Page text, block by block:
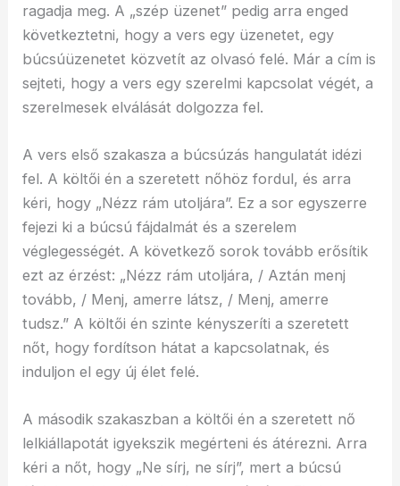
ragadja meg. A „szép üzenet” pedig arra enged
következtetni, hogy a vers egy üzenetet, egy
búcsúüzenetet közvetít az olvasó felé. Már a cím is
sejteti, hogy a vers egy szerelmi kapcsolat végét, a
szerelmesek elválását dolgozza fel.
A vers első szakasza a búcsúzás hangulatát idézi
fel. A költői én a szeretett nőhöz fordul, és arra
kéri, hogy „Nézz rám utoljára”. Ez a sor egyszerre
fejezi ki a búcsú fájdalmát és a szerelem
véglegességét. A következő sorok tovább erősítik
ezt az érzést: „Nézz rám utoljára, / Aztán menj
tovább, / Menj, amerre látsz, / Menj, amerre
tudsz.” A költői én szinte kényszeríti a szeretett
nőt, hogy fordítson hátat a kapcsolatnak, és
induljon el egy új élet felé.
A második szakaszban a költői én a szeretett nő
lelkiállapotát igyekszik megérteni és átérezni. Arra
kéri a nőt, hogy „Ne sírj, ne sírj”, mert a búcsú